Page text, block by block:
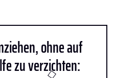
ohne auf
zu verzichten: